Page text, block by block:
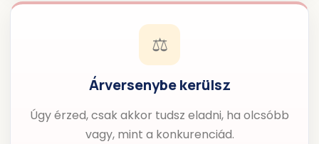
⚖️
Árversenybe kerülsz
Úgy érzed, csak akkor tudsz eladni, ha olcsóbb
vagy, mint a konkurenciád.